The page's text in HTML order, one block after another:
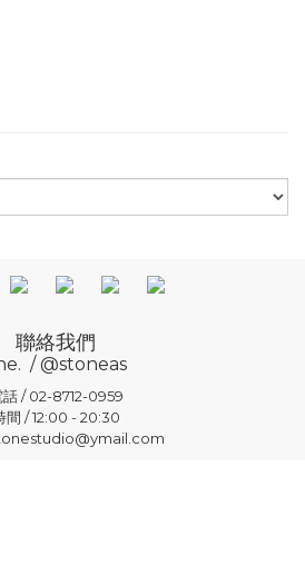
聯絡我們
/ @stoneas
話 / 02-8712-0959
間 / 12:00 - 20:30